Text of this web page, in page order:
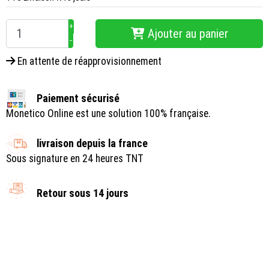
+
−
Ajouter au panier
En attente de réapprovisionnement
Paiement sécurisé
Monetico Online est une solution 100% française.
livraison depuis la france
Sous signature en 24 heures TNT
Retour sous 14 jours